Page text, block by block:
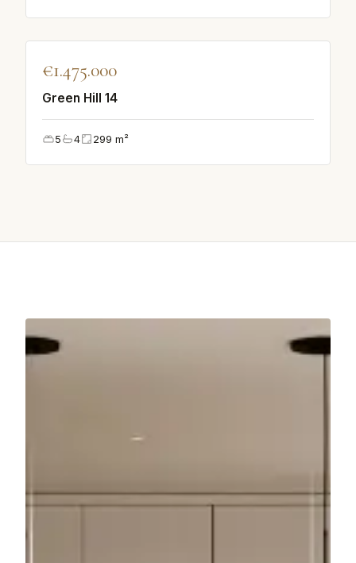
UDVALGT
€1.475.000
Green Hill 14
5 4 299 m²